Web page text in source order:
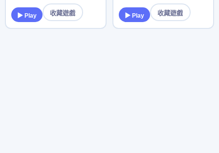
▶ Play 收藏遊戲 ▶ Play 收藏遊戲